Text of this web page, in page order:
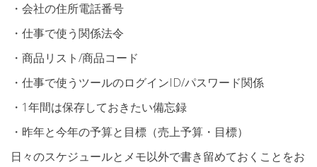
・会社の住所電話番号
・仕事で使う関係法令
・商品リスト/商品コード
・仕事で使うツールのログインID/パスワード関係
・1年間は保存しておきたい備忘録
・昨年と今年の予算と目標（売上予算・目標）
日々のスケジュールとメモ以外で書き留めておくことをお